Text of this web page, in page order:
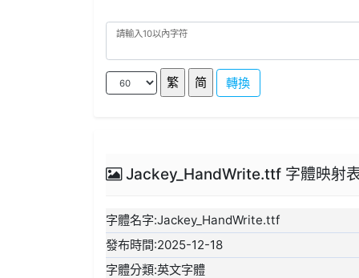
轉換
Jackey_HandWrite.ttf 字體映射
字體名字:Jackey_HandWrite.ttf
發布時間:2025-12-18
字體分類:英文字體